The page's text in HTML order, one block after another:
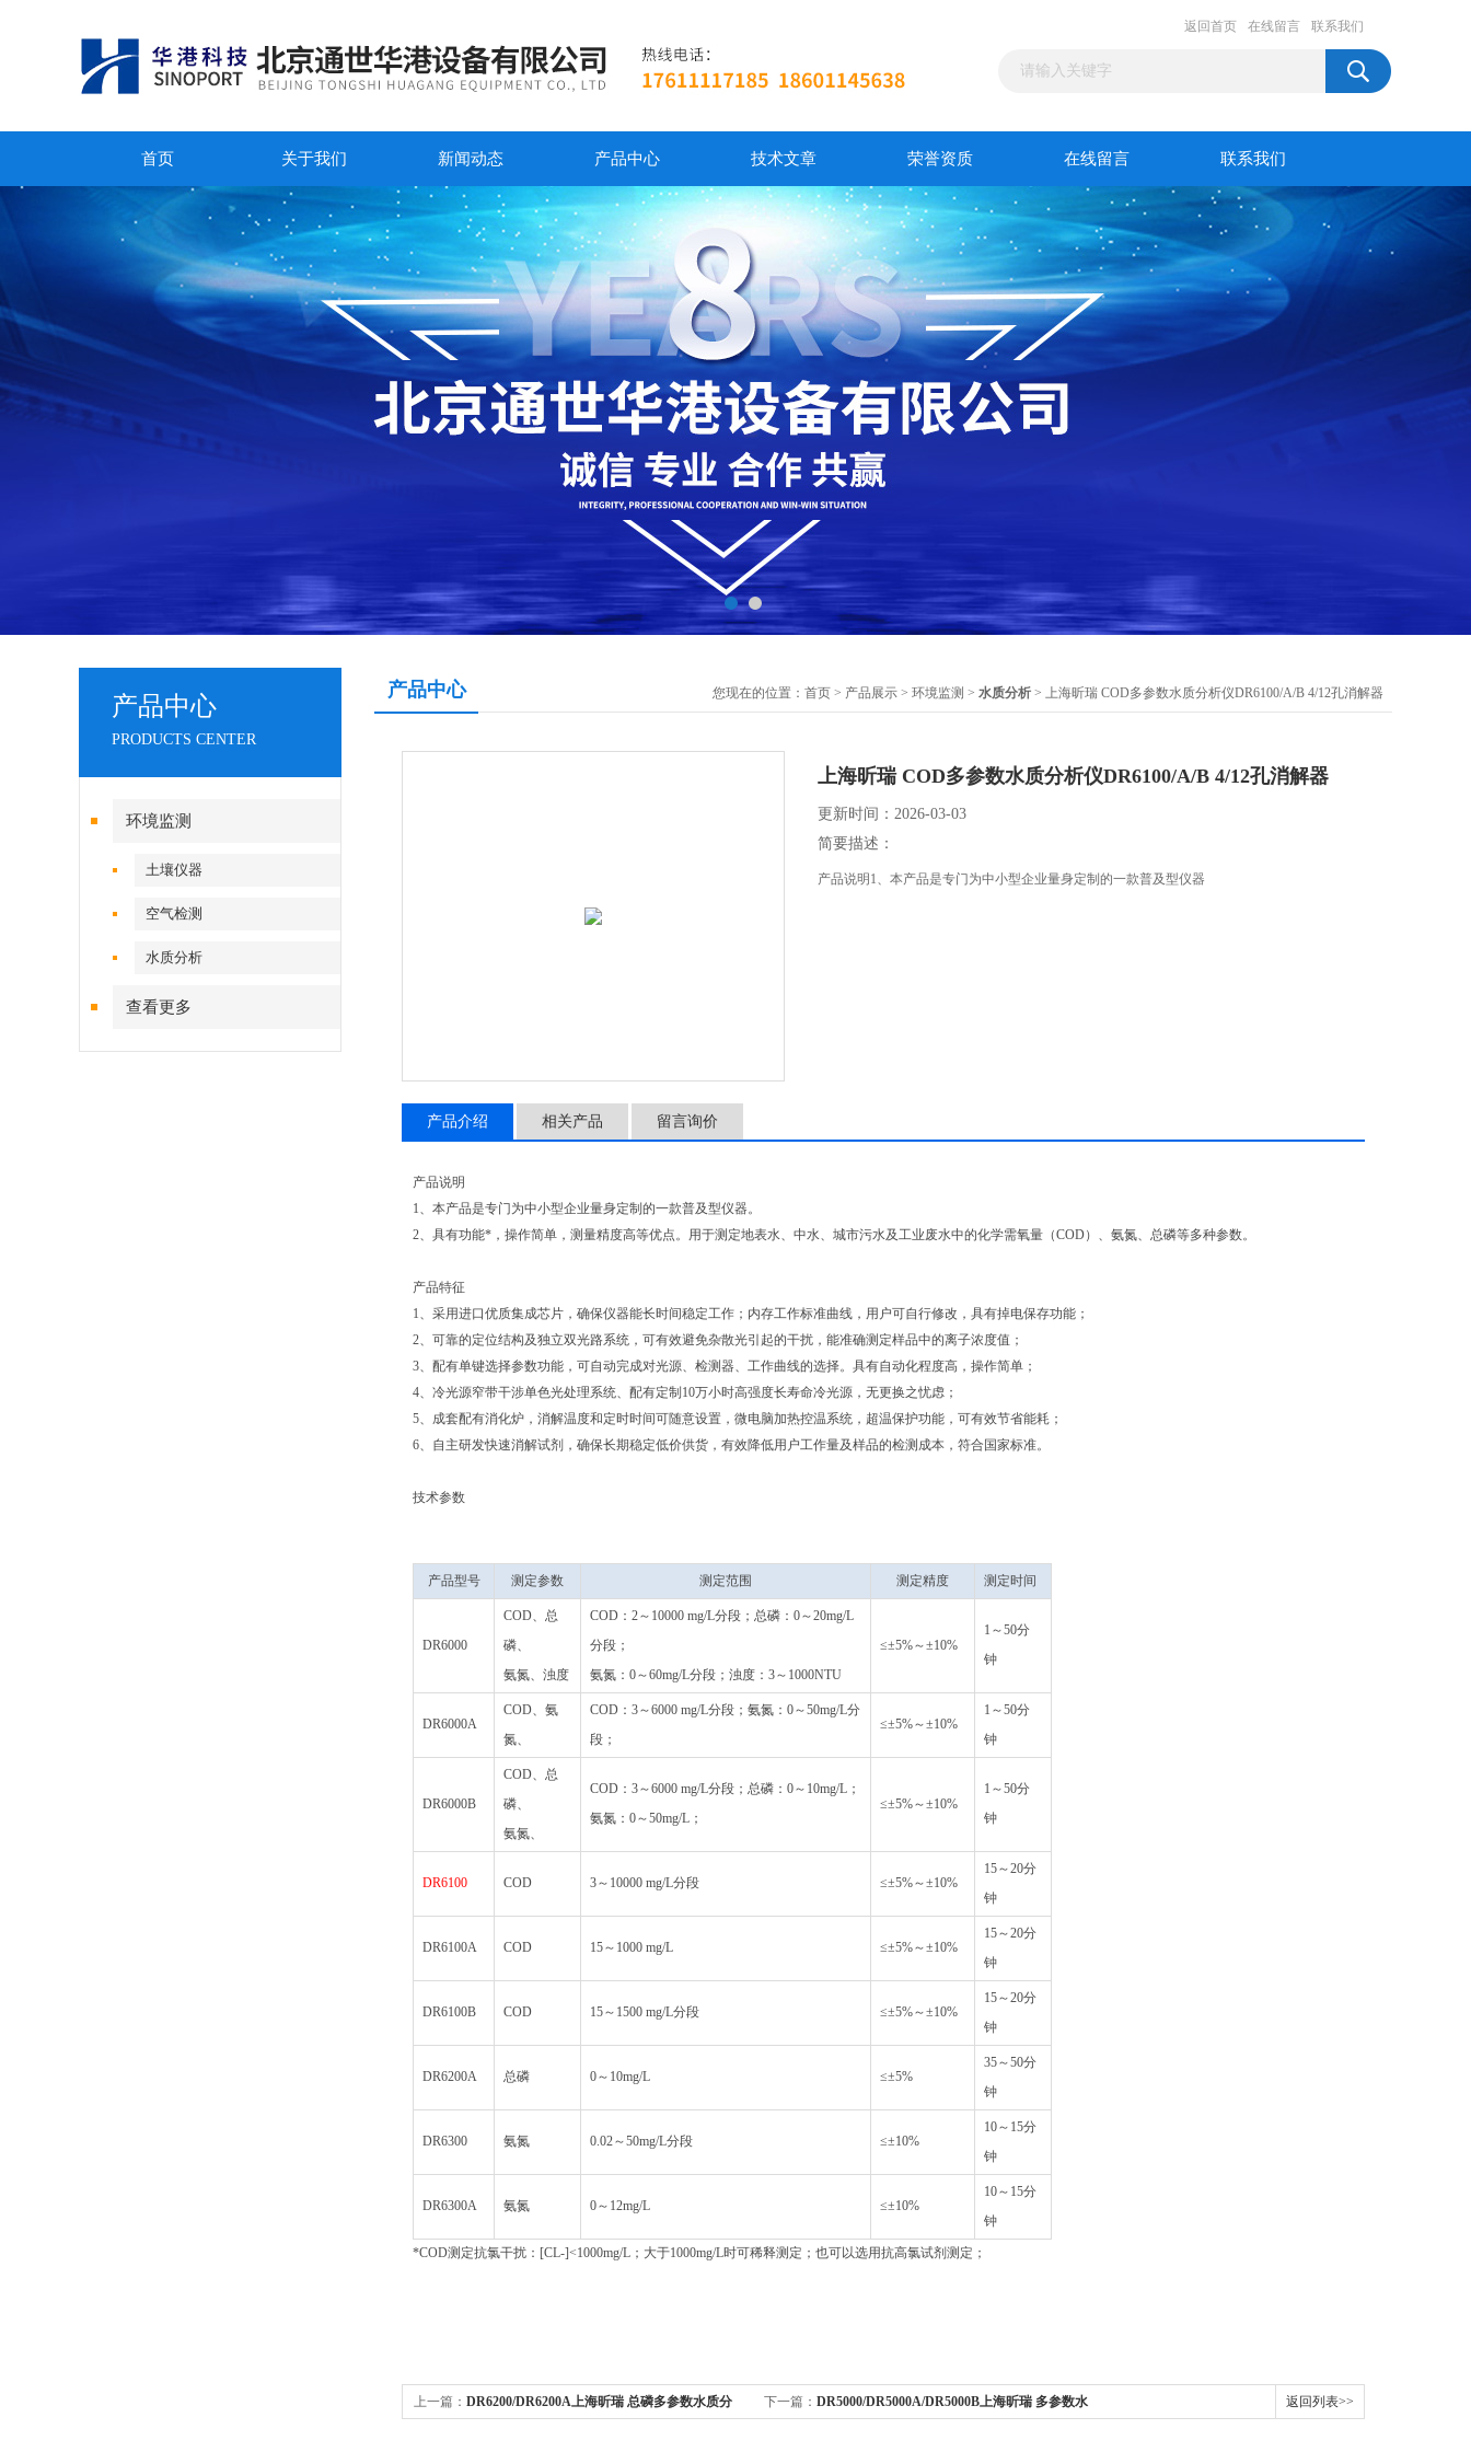
返回首页 在线留言 联系我们
首页 关于我们 新闻动态 产品中心 技术文章 荣誉资质 在线留言 联系我们
产品中心
PRODUCTS CENTER
环境监测
土壤仪器
空气检测
水质分析
查看更多
产品中心 您现在的位置： 首页 > 产品展示 > 环境监测 > 水质分析 > 上海昕瑞 COD多参数水质分析仪DR6100/A/B 4/12孔消解器
上海昕瑞 COD多参数水质分析仪DR6100/A/B 4/12孔消解器
更新时间：2026-03-03
简要描述：
产品说明1、本产品是专门为中小型企业量身定制的一款普及型仪器
产品介绍 相关产品 留言询价
产品说明
1、本产品是专门为中小型企业量身定制的一款普及型仪器。
2、具有功能*，操作简单，测量精度高等优点。用于测定地表水、中水、城市污水及工业废水中的化学需氧量（COD）、氨氮、总磷等多种参数。
产品特征
1、采用进口优质集成芯片，确保仪器能长时间稳定工作；内存工作标准曲线，用户可自行修改，具有掉电保存功能；
2、可靠的定位结构及独立双光路系统，可有效避免杂散光引起的干扰，能准确测定样品中的离子浓度值；
3、配有单键选择参数功能，可自动完成对光源、检测器、工作曲线的选择。具有自动化程度高，操作简单；
4、冷光源窄带干涉单色光处理系统、配有定制10万小时高强度长寿命冷光源，无更换之忧虑；
5、成套配有消化炉，消解温度和定时时间可随意设置，微电脑加热控温系统，超温保护功能，可有效节省能耗；
6、自主研发快速消解试剂，确保长期稳定低价供货，有效降低用户工作量及样品的检测成本，符合国家标准。
技术参数
产品型号 测定参数 测定范围 测定精度 测定时间
DR6000
COD、总
磷、
氨氮、浊度
COD：2～10000 mg/L分段；总磷：0～20mg/L
分段；
氨氮：0～60mg/L分段；浊度：3～1000NTU
≤±5%～±10%
1～50分
钟
DR6000A
COD、氨
氮、
COD：3～6000 mg/L分段；氨氮：0～50mg/L分
段；
≤±5%～±10%
1～50分
钟
DR6000B
COD、总
磷、
氨氮、
COD：3～6000 mg/L分段；总磷：0～10mg/L；
氨氮：0～50mg/L；
≤±5%～±10%
1～50分
钟
DR6100 COD 3～10000 mg/L分段 ≤±5%～±10%
15～20分
钟
DR6100A COD 15～1000 mg/L ≤±5%～±10%
15～20分
钟
DR6100B COD 15～1500 mg/L分段 ≤±5%～±10%
15～20分
钟
DR6200A 总磷 0～10mg/L ≤±5%
35～50分
钟
DR6300 氨氮 0.02～50mg/L分段 ≤±10%
10～15分
钟
DR6300A 氨氮 0～12mg/L ≤±10%
10～15分
钟
*COD测定抗氯干扰：[CL-]<1000mg/L；大于1000mg/L时可稀释测定；也可以选用抗高氯试剂测定；
上一篇： DR6200/DR6200A上海昕瑞 总磷多参数水质分 下一篇： DR5000/DR5000A/DR5000B上海昕瑞 多参数水 返回列表>>